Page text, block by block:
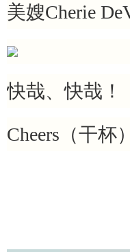
美嫂Cherie
快哉、快哉！
Cheers（干杯